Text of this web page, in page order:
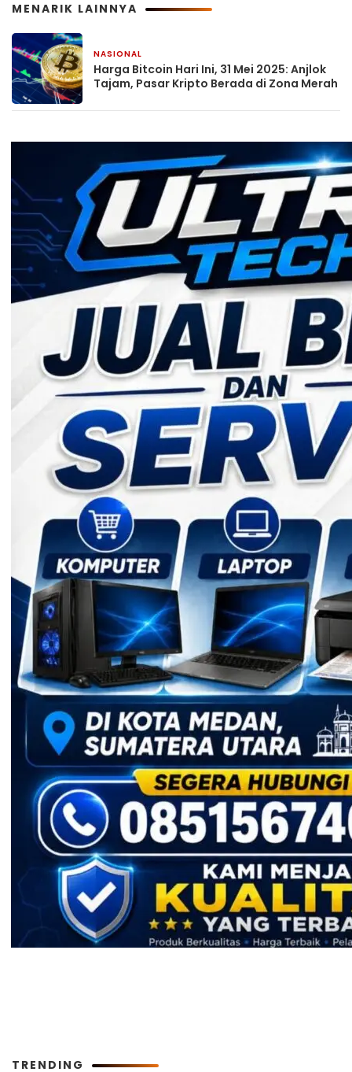
MENARIK LAINNYA
NASIONAL
Harga Bitcoin Hari Ini, 31 Mei 2025: Anjlok
Tajam, Pasar Kripto Berada di Zona Merah
TRENDING